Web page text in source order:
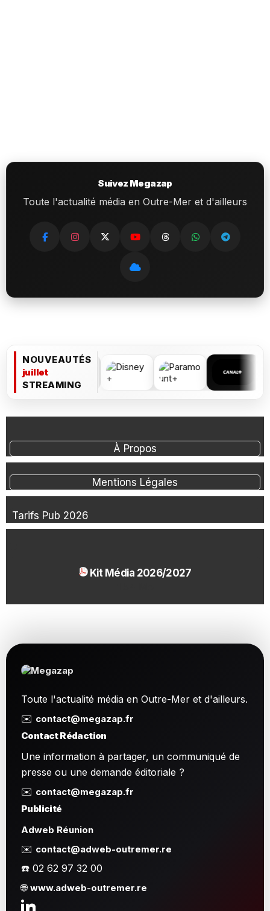
Suivez Megazap
Toute l'actualité média en Outre-Mer et d'ailleurs
NOUVEAUTÉS
juillet
STREAMING
À Propos
Mentions Légales
Tarifs Pub 2026
Kit Média 2026/2027
Toute l'actualité média en Outre-Mer et d'ailleurs.
✉️ contact@megazap.fr
Contact Rédaction
Une information à partager, un communiqué de
presse ou une demande éditoriale ?
✉️ contact@megazap.fr
Publicité
Adweb Réunion
✉️ contact@adweb-outremer.re
☎️ 02 62 97 32 00
🌐www.adweb-outremer.re